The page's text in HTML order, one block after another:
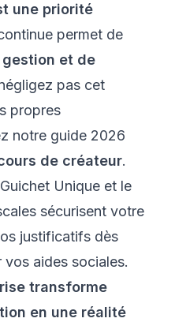
une priorité
permet de
et de
pas cet
propres
notre guide 2026
de créateur.
Unique et le
sécurisent votre
justificatifs dès
aides sociales.
transforme
en une réalité